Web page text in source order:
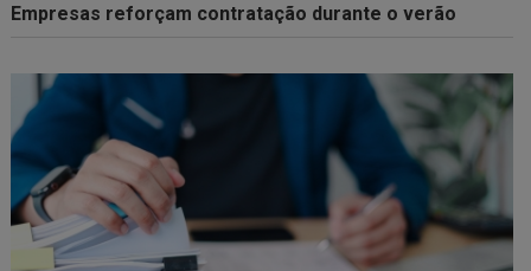
Empresas reforçam contratação durante o verão